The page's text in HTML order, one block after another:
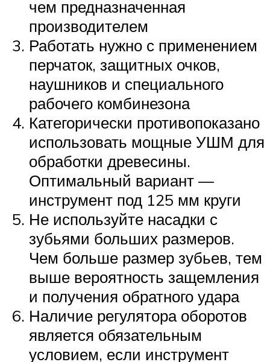
чем предназначенная
производителем
Работать нужно с применением
перчаток, защитных очков,
наушников и специального
рабочего комбинезона
Категорически противопоказано
использовать мощные УШМ для
обработки древесины.
Оптимальный вариант —
инструмент под 125 мм круги
Не используйте насадки с
зубьями больших размеров.
Чем больше размер зубьев, тем
выше вероятность защемления
и получения обратного удара
Наличие регулятора оборотов
является обязательным
условием, если инструмент